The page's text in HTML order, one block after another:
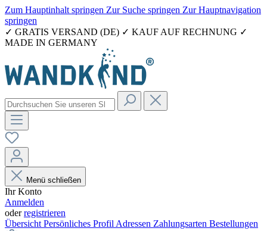
Zum Hauptinhalt springen Zur Suche springen Zur Hauptnavigation
springen
✓ GRATIS VERSAND (DE) ✓ KAUF AUF RECHNUNG ✓
MADE IN GERMANY
Menü schließen
Ihr Konto
Anmelden
oderregistrieren
Übersicht Persönliches Profil Adressen Zahlungsarten Bestellungen